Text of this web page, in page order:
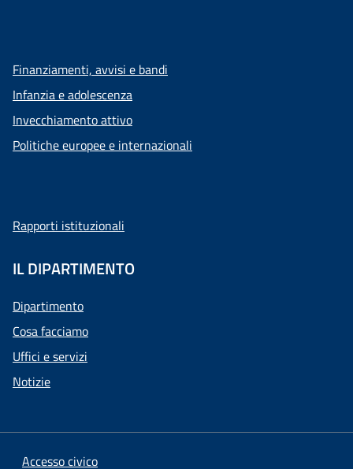
Finanziamenti, avvisi e bandi
Infanzia e adolescenza
Invecchiamento attivo
Politiche europee e internazionali
Rapporti istituzionali
IL DIPARTIMENTO
Dipartimento
Cosa facciamo
Uffici e servizi
Notizie
Accesso civico